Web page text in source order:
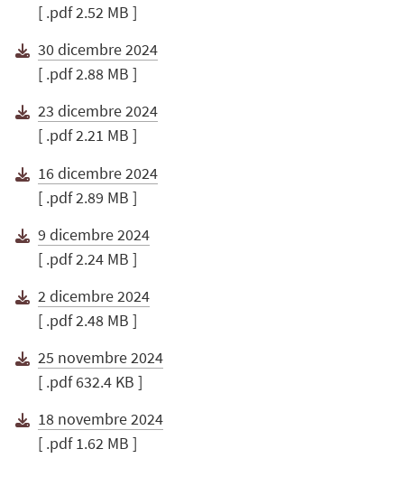
[ .pdf 2.52 MB ]
30 dicembre 2024
[ .pdf 2.88 MB ]
23 dicembre 2024
[ .pdf 2.21 MB ]
16 dicembre 2024
[ .pdf 2.89 MB ]
9 dicembre 2024
[ .pdf 2.24 MB ]
2 dicembre 2024
[ .pdf 2.48 MB ]
25 novembre 2024
[ .pdf 632.4 KB ]
18 novembre 2024
[ .pdf 1.62 MB ]